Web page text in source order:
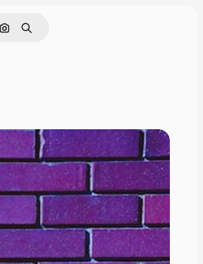
Поиск по изображению
Поиск